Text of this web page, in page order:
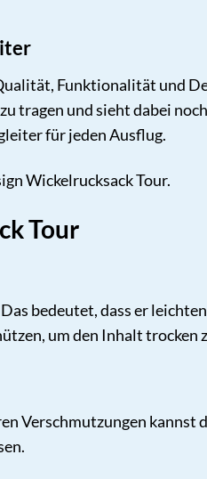
Funktionalität und
tragen und sieht dabei
für jeden Ausflug.
Wickelrucksack Tour.
Tour
bedeutet, dass er
um den Inhalt trocken
Verschmutzungen kannst